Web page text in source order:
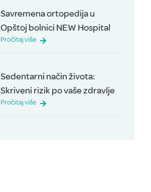
Savremena ortopedija u
Opštoj bolnici NEW Hospital
Pročitaj više
Sedentarni način života:
Skriveni rizik po vaše zdravlje
Pročitaj više